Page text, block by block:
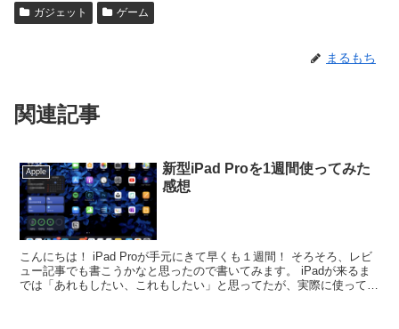
ガジェット ゲーム
まるもち
関連記事
Apple
新型iPad Proを1週間使ってみた
感想
こんにちは！ iPad Proが手元にきて早くも１週間！ そろそろ、レビ
ュー記事でも書こうかなと思ったので書いてみます。 iPadが来るま
では「あれもしたい、これもしたい」と思ってたが、実際に使ってみ